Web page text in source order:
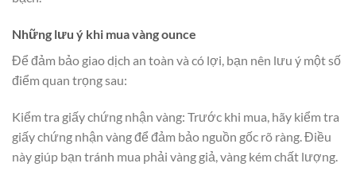
Những lưu ý khi mua vàng ounce
Để đảm bảo giao dịch an toàn và có lợi, bạn nên lưu ý một số
điểm quan trọng sau:
Kiểm tra giấy chứng nhận vàng: Trước khi mua, hãy kiểm tra
giấy chứng nhận vàng để đảm bảo nguồn gốc rõ ràng. Điều
này giúp bạn tránh mua phải vàng giả, vàng kém chất lượng.